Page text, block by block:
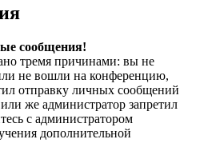
сообщения!
тремя причинами: вы не
не вошли на конференцию,
отправку личных сообщений
же администратор запретил
с администратором
дополнительной